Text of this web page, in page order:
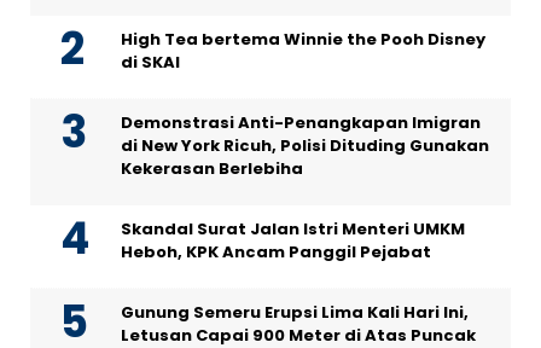
High Tea bertema Winnie the Pooh Disney
di SKAI
Demonstrasi Anti-Penangkapan Imigran
di New York Ricuh, Polisi Dituding Gunakan
Kekerasan Berlebiha
Skandal Surat Jalan Istri Menteri UMKM
Heboh, KPK Ancam Panggil Pejabat
Gunung Semeru Erupsi Lima Kali Hari Ini,
Letusan Capai 900 Meter di Atas Puncak